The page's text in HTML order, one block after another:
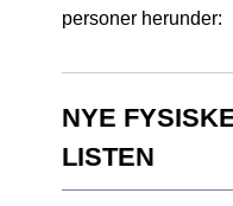
personer herunder:
NYE
LISTEN